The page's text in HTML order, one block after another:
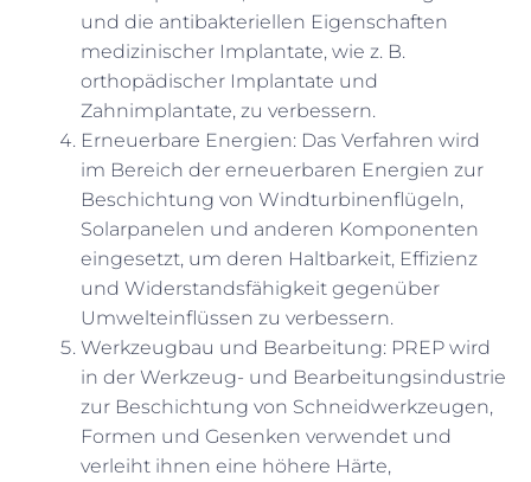
und die antibakteriellen Eigenschaften
medizinischer Implantate, wie z. B.
orthopädischer Implantate und
Zahnimplantate, zu verbessern.
Erneuerbare Energien: Das Verfahren wird
im Bereich der erneuerbaren Energien zur
Beschichtung von Windturbinenflügeln,
Solarpanelen und anderen Komponenten
eingesetzt, um deren Haltbarkeit, Effizienz
und Widerstandsfähigkeit gegenüber
Umwelteinflüssen zu verbessern.
Werkzeugbau und Bearbeitung: PREP wird
in der Werkzeug- und Bearbeitungsindustrie
zur Beschichtung von Schneidwerkzeugen,
Formen und Gesenken verwendet und
verleiht ihnen eine höhere Härte,